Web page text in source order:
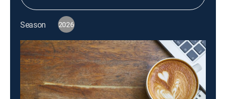
Season 2026